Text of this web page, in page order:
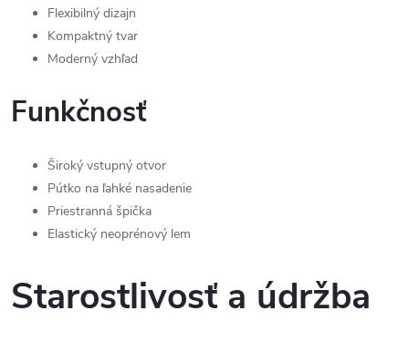
Flexibilný dizajn
Kompaktný tvar
Moderný vzhľad
Funkčnosť
Široký vstupný otvor
Pútko na ľahké nasadenie
Priestranná špička
Elastický neoprénový lem
Starostlivosť a údržba